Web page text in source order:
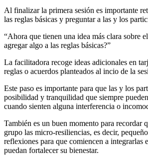
Al finalizar la primera sesión es importante
las reglas básicas y preguntar a las y los
“Ahora que tienen una idea más clara sobre
agregar algo a las reglas básicas?”
La facilitadora recoge ideas adicionales en
reglas o acuerdos planteados al incio de la
Este paso es importante para que las y los
posibilidad y tranquilidad que siempre
cuando sienten alguna interferencia o
También es un buen momento para recordar
grupo las micro-resiliencias, es decir,
reflexiones para que comiencen a integrarlas
puedan fortalecer su bienestar.